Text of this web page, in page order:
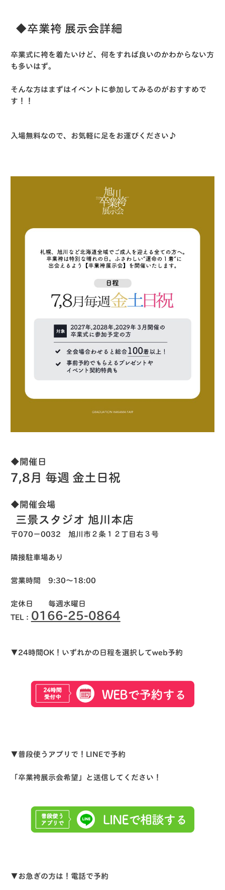
◆卒業袴 展示会詳細
卒業式に袴を着たいけど、何をすれば良いのかわからない方
も多いはず。
そんな方はまずはイベントに参加してみるのがおすすめで
す！！
入場無料なので、お気軽に足をお運びください♪
◆開催日
7,8月 毎週 金土日祝
◆開催会場
三景スタジオ 旭川本店
〒070−0032 旭川市２条１２丁目右３号
隣接駐車場あり
営業時間 9:30〜18:00
定休日 毎週水曜日
TEL： 0166-25-0864
▼24時間OK！いずれかの日程を選択してweb予約
▼普段使うアプリで！LINEで予約
「卒業袴展示会希望」と送信してください！
▼お急ぎの方は！電話で予約